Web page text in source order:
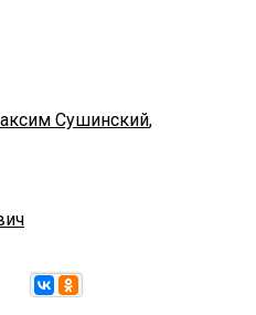
Сушинский,